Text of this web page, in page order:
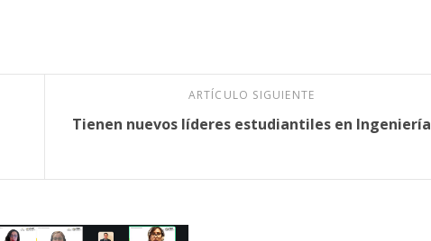
ARTÍCULO SIGUIENTE
Tienen nuevos líderes estudiantiles en Ingeniería